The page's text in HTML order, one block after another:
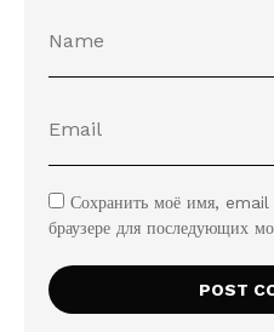
Сохранить моё имя, email
браузере для последующих